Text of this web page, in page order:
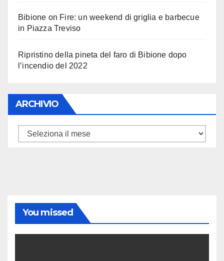
Bibione on Fire: un weekend di griglia e barbecue
in Piazza Treviso
Ripristino della pineta del faro di Bibione dopo
l’incendio del 2022
ARCHIVIO
ARCHIVIO
You missed